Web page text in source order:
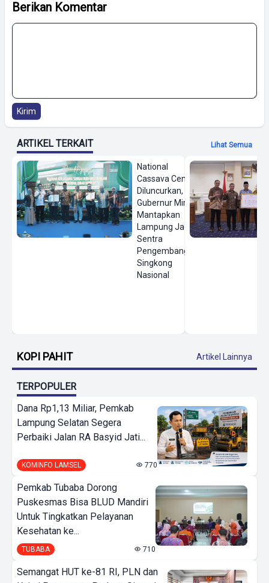
Berikan Komentar
Kirim
ARTIKEL TERKAIT Lihat Semua
National
Cassava Center
Diluncurkan,
Gubernur Mirza
Mantapkan
Lampung Jadi
Sentra
Pengembangan
Singkong
Nasional
KOPI PAHIT Artikel Lainnya
TERPOPULER
Dana Rp1,13 Miliar, Pemkab
Lampung Selatan Segera
Perbaiki Jalan RA Basyid Jati...
KOMINFO LAMSEL 770
Pemkab Tubaba Dorong
Puskesmas Bisa BLUD Mandiri
Untuk Tingkatkan Pelayanan
Kesehatan ke...
TUBABA 710
Semangat HUT ke-81 RI, PLN dan